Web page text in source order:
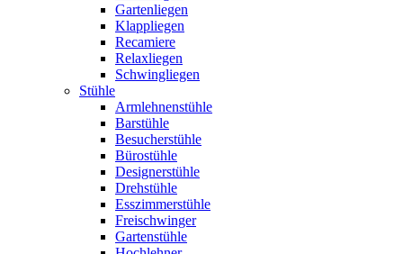
Gartenliegen
Klappliegen
Recamiere
Relaxliegen
Schwingliegen
Stühle
Armlehnenstühle
Barstühle
Besucherstühle
Bürostühle
Designerstühle
Drehstühle
Esszimmerstühle
Freischwinger
Gartenstühle